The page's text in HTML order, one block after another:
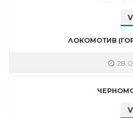
ЛОКОМОТИВ